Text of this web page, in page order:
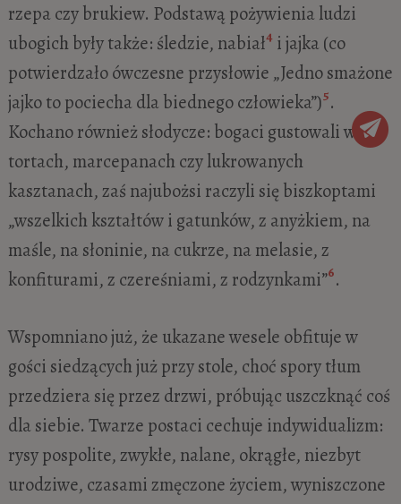
rzepa czy brukiew. Podstawą pożywienia ludzi
ubogich były także: śledzie, nabiał4i jajka (co
potwierdzało ówczesne przysłowie „Jedno smażone
jajko to pociecha dla biednego człowieka”)5.
Kochano również słodycze: bogaci gustowali w
tortach, marcepanach czy lukrowanych
kasztanach, zaś najubożsi raczyli się biszkoptami
„wszelkich kształtów i gatunków, z anyżkiem, na
maśle, na słoninie, na cukrze, na melasie, z
konfiturami, z czereśniami, z rodzynkami”6.
Wspomniano już, że ukazane wesele obfituje w
gości siedzących już przy stole, choć spory tłum
przedziera się przez drzwi, próbując uszczknąć coś
dla siebie. Twarze postaci cechuje indywidualizm:
rysy pospolite, zwykłe, nalane, okrągłe, niezbyt
urodziwe, czasami zmęczone życiem, wyniszczone